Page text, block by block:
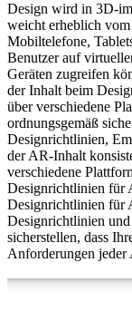
Design wird in 3D-
weicht erheblich
Mobiltelefone,
Benutzer auf
Geräten zugreifen
der Inhalt beim
über verschiedene
ordnungsgemäß
Designrichtlinien,
der AR-Inhalt
verschiedene
Designrichtlinien für
Designrichtlinien für
Designrichtlinien
sicherstellen, dass
Anforderungen jeder